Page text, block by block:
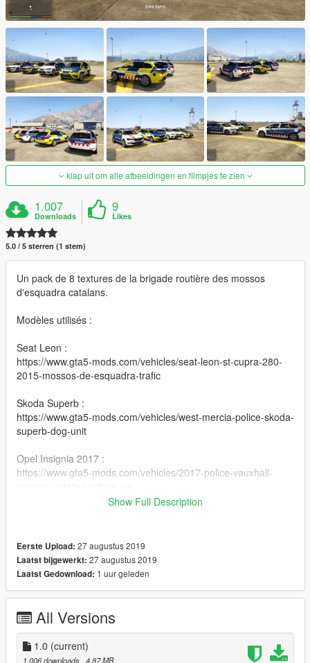
klap uit om alle afbeeldingen en filmpjes te zien
1.007
Downloads
9
Likes
5.0 / 5 sterren (1 stem)
Un pack de 8 textures de la brigade routière des mossos
d'esquadra catalans.
Modèles utilisés :
Seat Leon :
https://www.gta5-mods.com/vehicles/seat-leon-st-cupra-280-
2015-mossos-de-esquadra-trafic
Skoda Superb :
https://www.gta5-mods.com/vehicles/west-mercia-police-skoda-
superb-dog-unit
Opel Insignia 2017 :
https://www.gta5-mods.com/vehicles/2017-police-vauxhall-
vauxhall-astra
Show Full Description
Eerste Upload: 27 augustus 2019
Laatst bijgewerkt: 27 augustus 2019
Laatst Gedownload: 1 uur geleden
All Versions
1.0 (current)
1.006 downloads , 4,87 MB